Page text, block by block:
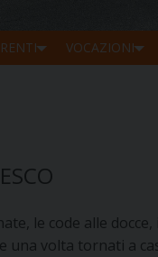
VOCAZIONI
le code alle
volta tornati a